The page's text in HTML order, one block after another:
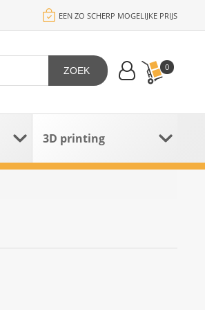
EEN ZO SCHERP MOGELIJKE PRIJS
0
ZOEK
3D printing